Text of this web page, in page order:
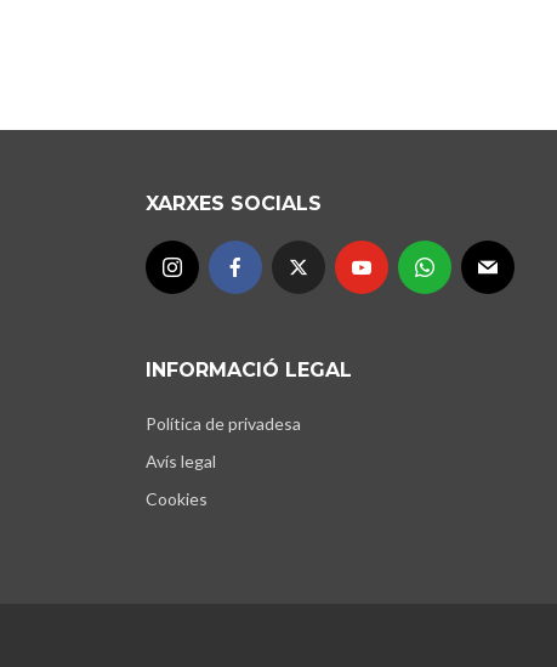
XARXES SOCIALS
INFORMACIÓ LEGAL
Política de privadesa
Avís legal
Cookies